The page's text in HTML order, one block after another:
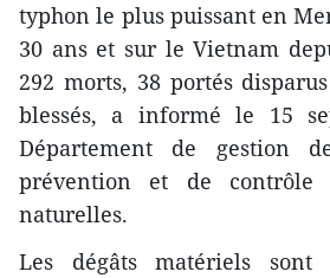
typhon le plus puissant en
30 ans et sur le Vietnam
292 morts, 38 portés
blessés, a informé le 15
Département de gestion
prévention et de contrôle
naturelles.
Les dégâts matériels